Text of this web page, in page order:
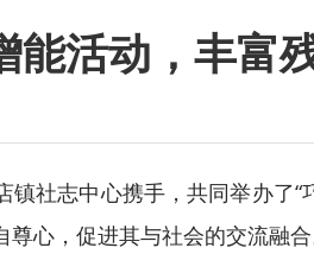
活动，丰富
志中心携手，共同举办了“
心，促进其与社会的交流融合